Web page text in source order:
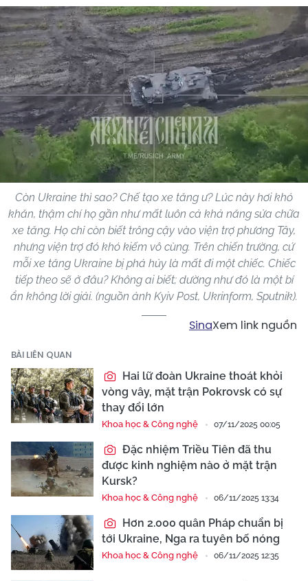
Còn Ukraine thì sao? Chế tạo xe tăng ư? Lúc này hơi khó
khăn, thậm chí họ gần như mất luôn cả khả năng sửa chữa
xe tăng. Họ chỉ còn biết trông cậy vào viện trợ phương Tây,
nhưng viện trợ đó khó kiếm vô cùng. Trên chiến trường, cứ
mỗi xe tăng Ukraine bị phá hủy là mất đi một chiếc. Chiếc
tiếp theo sẽ ở đâu? Không ai biết; dường như đó là một bí
ẩn không lời giải. (nguồn ảnh Kyiv Post, Ukrinform, Sputnik).
SinaXem link nguồn
BÀI LIÊN QUAN
Hai lữ đoàn Ukraine thoát khỏi
vòng vây, mặt trận Pokrovsk có sự
thay đổi lớn
Khoa học & Công nghệ 07/11/2025 00:05
Đặc nhiệm Triều Tiên đã thu
được kinh nghiệm nào ở mặt trận
Kursk?
Khoa học & Công nghệ 06/11/2025 13:34
Hơn 2.000 quân Pháp chuẩn bị
tới Ukraine, Nga ra tuyên bố nóng
Khoa học & Công nghệ 06/11/2025 12:35